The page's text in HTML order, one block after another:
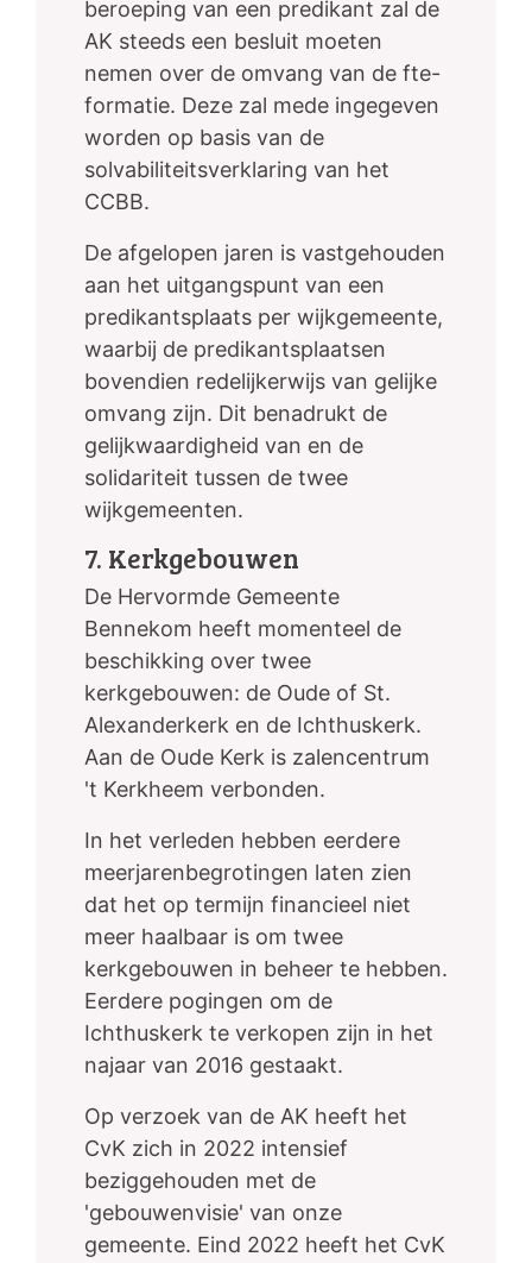
beroeping van een predikant zal de
AK steeds een besluit moeten
nemen over de omvang van de fte-
formatie. Deze zal mede ingegeven
worden op basis van de
solvabiliteitsverklaring van het
CCBB.
De afgelopen jaren is vastgehouden
aan het uitgangspunt van een
predikantsplaats per wijkgemeente,
waarbij de predikantsplaatsen
bovendien redelijkerwijs van gelijke
omvang zijn. Dit benadrukt de
gelijkwaardigheid van en de
solidariteit tussen de twee
wijkgemeenten.
7. Kerkgebouwen
De Hervormde Gemeente
Bennekom heeft momenteel de
beschikking over twee
kerkgebouwen: de Oude of St.
Alexanderkerk en de Ichthuskerk.
Aan de Oude Kerk is zalencentrum
't Kerkheem verbonden.
In het verleden hebben eerdere
meerjarenbegrotingen laten zien
dat het op termijn financieel niet
meer haalbaar is om twee
kerkgebouwen in beheer te hebben.
Eerdere pogingen om de
Ichthuskerk te verkopen zijn in het
najaar van 2016 gestaakt.
Op verzoek van de AK heeft het
CvK zich in 2022 intensief
beziggehouden met de
'gebouwenvisie' van onze
gemeente. Eind 2022 heeft het CvK